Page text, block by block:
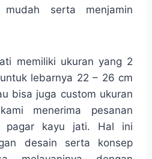
mudah serta menjamin
memiliki ukuran yang 2
lebarnya 22 – 26 cm
bisa juga custom ukuran
menerima pesanan
pagar kayu jati. Hal ini
desain serta konsep